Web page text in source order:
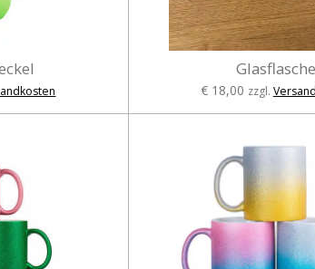
Glasflasche
€ 18,00 zzgl.